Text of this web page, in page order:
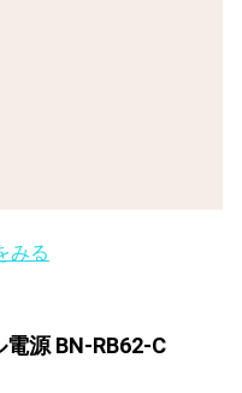
みる
源 BN-RB62-C